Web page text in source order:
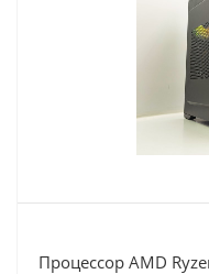
Процессор AMD